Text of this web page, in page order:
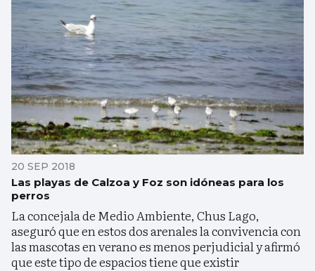
20 SEP 2018
Las playas de Calzoa y Foz son idóneas para los
perros
La concejala de Medio Ambiente, Chus Lago,
aseguró que en estos dos arenales la convivencia con
las mascotas en verano es menos perjudicial y afirmó
que este tipo de espacios tiene que existir